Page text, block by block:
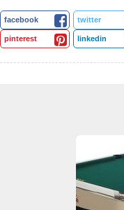
facebook twitter
pinterest linkedin